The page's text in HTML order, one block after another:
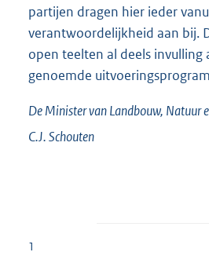
partijen dragen hier ieder
verantwoordelijkheid aan bij.
open teelten al deels invulling
genoemde
De Minister van Landbouw, Natuur
C.J.Schouten
1